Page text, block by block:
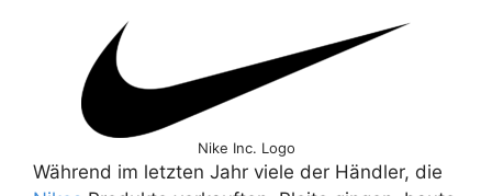
Nike Inc. Logo
Während im letzten Jahr viele der Händler, die